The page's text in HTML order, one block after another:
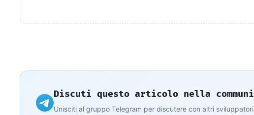
Discuti questo articolo nella
Unisciti al gruppo Telegram per discutere con altri